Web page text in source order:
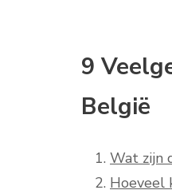
9
België
Wat zijn
Hoeveel